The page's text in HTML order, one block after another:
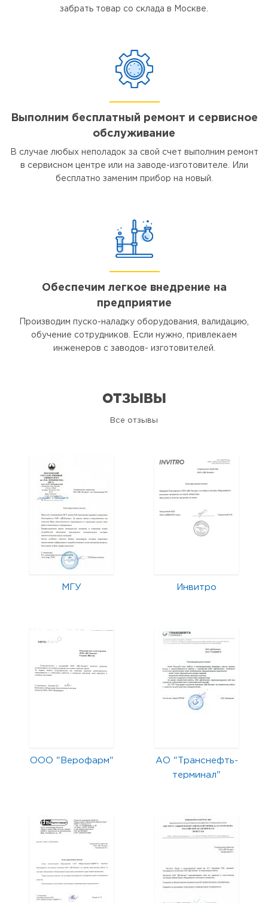
забрать товар со склада в Москве.
Выполним бесплатный ремонт и сервисное
обслуживание
В случае любых неполадок за свой счет выполним ремонт
в сервисном центре или на заводе-изготовителе. Или
бесплатно заменим прибор на новый.
Обеспечим легкое внедрение на
предприятие
Производим пуско-наладку оборудования, валидацию,
обучение сотрудников. Если нужно, привлекаем
инженеров с заводов- изготовителей.
ОТЗЫВЫ
Все отзывы
МГУ Инвитро
ООО "Верофарм"
АО "Транснефть-
терминал"